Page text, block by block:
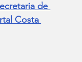
de
Costa